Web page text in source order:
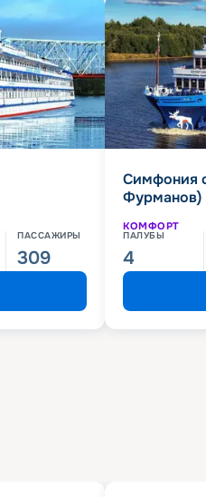
ПАССАЖИРЫ
309
Симфония
Фурманов)
КОМФОРТ
ПАЛУБЫ
4